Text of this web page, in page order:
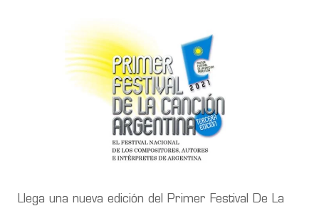
Llega una nueva edición del Primer Festival De La